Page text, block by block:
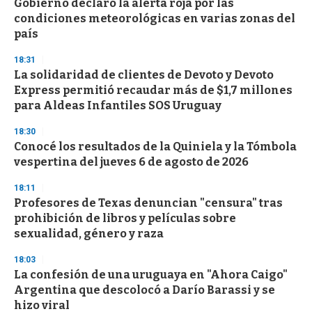
c
o
n
d
Gobierno declaró la alerta roja por las
condiciones meteorológicas en varias zonas del
país
18:31
La solidaridad de clientes de Devoto y Devoto
Express permitió recaudar más de $1,7 millones
para Aldeas Infantiles SOS Uruguay
18:30
Conocé los resultados de la Quiniela y la Tómbola
vespertina del jueves 6 de agosto de 2026
18:11
Profesores de Texas denuncian "censura" tras
prohibición de libros y películas sobre
sexualidad, género y raza
18:03
La confesión de una uruguaya en "Ahora Caigo"
Argentina que descolocó a Darío Barassi y se
hizo viral